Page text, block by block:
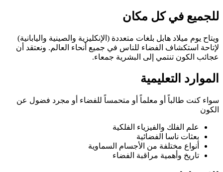
للجميع في كل مكان
ويتاح يوم ميلاد هابل بلغات متعددة (الإنكليزية والصينية واليابانية)
لإتاحة استكشاف الفضاء للناس في جميع أنحاء العالم. ونعتقد أن
عجائب الكون تنتمي إلى البشرية جمعاء.
الموارد التعليمية
سواء كنت طالباً أو معلماً أو متحمساً للفضاء أو مجرد فضول عن
الكون
علم الفلك والفيزياء الفلكية
بعثات ناسا الفضائية
أنواع مختلفة من الأجسام السماوية
تاريخ وأهمية مراقبة الفضاء